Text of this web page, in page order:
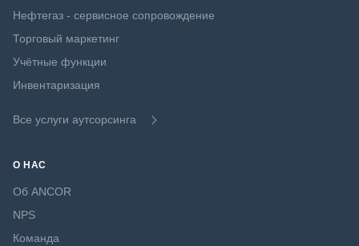
Нефтегаз - сервисное сопровождение
Торговый маркетинг
Учётные функции
Инвентаризация
Все услуги аутсорсинга
О НАС
Об ANCOR
NPS
Команда